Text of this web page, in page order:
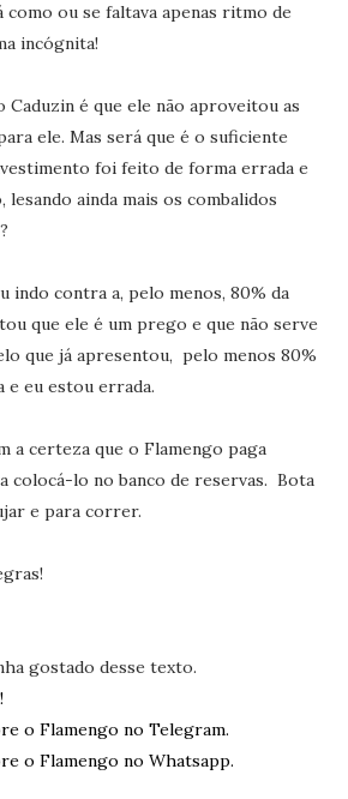
como ou se faltava apenas ritmo de
incógnita!
Caduzin é que ele não aproveitou as
ele. Mas será que é o suficiente
foi feito de forma errada e
ainda mais os combalidos
indo contra a, pelo menos, 80% da
que ele é um prego e que não serve
que já apresentou, pelo menos 80%
e eu estou errada.
a certeza que o Flamengo paga
colocá-lo no banco de reservas. Bota
e para correr.
gostado desse texto.
o Flamengo no Telegram.
o Flamengo no Whatsapp.